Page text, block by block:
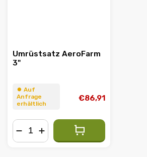
Umrüstsatz AeroFarm
3"
⏺︎ Auf
Anfrage
erhältlich
€86,91